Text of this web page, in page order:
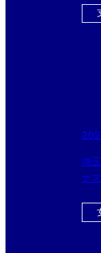
埼
ナ